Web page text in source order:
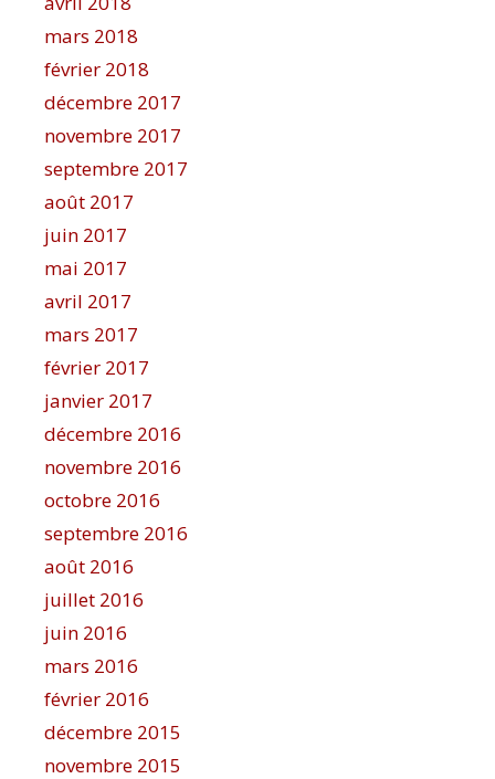
mars 2018
février 2018
décembre 2017
novembre 2017
septembre 2017
août 2017
juin 2017
mai 2017
avril 2017
mars 2017
février 2017
janvier 2017
décembre 2016
novembre 2016
octobre 2016
septembre 2016
août 2016
juillet 2016
juin 2016
mars 2016
février 2016
décembre 2015
novembre 2015